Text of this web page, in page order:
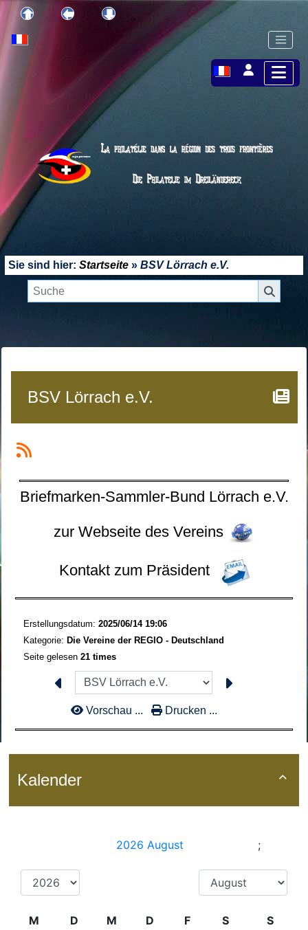
Sie sind hier: Startseite » BSV Lörrach e.V.

Kalender
BSV Lörrach e.V.
Briefmarken-Sammler-Bund Lörrach e.V.
zur Webseite des Vereins
Kontakt zum Präsident
Erstellungsdatum: 2025/06/14 19:06
Kategorie: Die Vereine der REGIO - Deutschland
Seite gelesen 21 times
Vorschau ... Drucken ...